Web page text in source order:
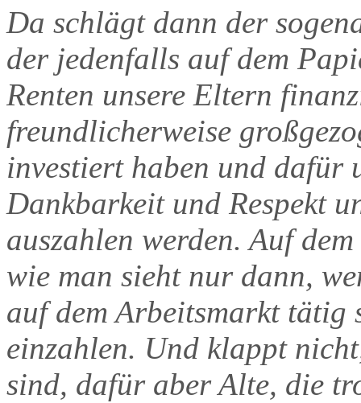
Da schlägt dann der
der jedenfalls auf dem
Renten unsere Eltern
freundlicherweise
investiert haben und dafür
Dankbarkeit und Respekt
auszahlen werden. Auf
wie man sieht nur dann,
auf dem Arbeitsmarkt tätig
einzahlen. Und klappt
sind, dafür aber Alte, die